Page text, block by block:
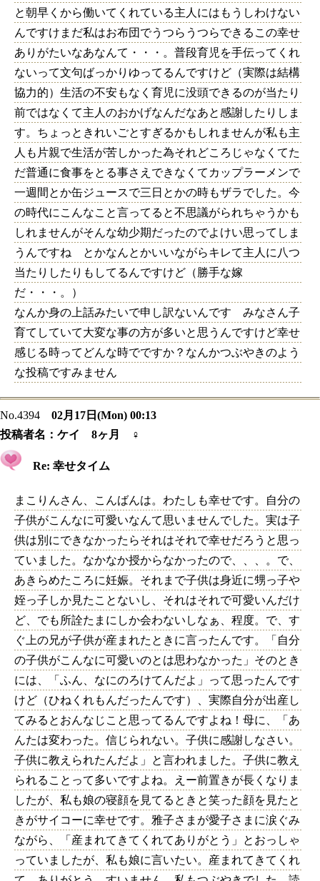
と朝早くから働いてくれている主人にはもうしわけない
んですけまだ私はお布団でうつらうつらできるこの幸せ
ありがたいなあなんて・・・。普段育児を手伝ってくれ
ないって文句ばっかりゆってるんですけど（実際は結構
協力的）生活の不安もなく育児に没頭できるのが当たり
前ではなくて主人のおかげなんだなあと感謝したりしま
す。ちょっときれいごとすぎるかもしれませんが私も主
人も片親で生活が苦しかった為それどころじゃなくてた
だ普通に食事をとる事さえできなくてカップラーメンで
一週間とか缶ジュースで三日とかの時もザラでした。今
の時代にこんなこと言ってると不思議がられちゃうかも
しれませんがそんな幼少期だったのでよけい思ってしま
うんですね とかなんとかいいながらキレて主人に八つ
当たりしたりもしてるんですけど（勝手な嫁
だ・・・。）
なんか身の上話みたいで申し訳ないんです みなさん子
育てしていて大変な事の方が多いと思うんですけど幸せ
感じる時ってどんな時でですか？なんかつぶやきのよう
な投稿ですみません
No.4394
02月17日(Mon) 00:13
投稿者名： ケイ 8ヶ月 ♀
Re: 幸せタイム
まこりんさん、こんばんは。わたしも幸せです。自分の
子供がこんなに可愛いなんて思いませんでした。実は子
供は別にできなかったらそれはそれで幸せだろうと思っ
ていました。なかなか授からなかったので、、、。で、
あきらめたころに妊娠。それまで子供は身近に甥っ子や
姪っ子しか見たことないし、それはそれで可愛いんだけ
ど、でも所詮たまにしか会わないしなぁ、程度。で、す
ぐ上の兄が子供が産まれたときに言ったんです。「自分
の子供がこんなに可愛いのとは思わなかった」そのとき
には、「ふん、なにのろけてんだよ」って思ったんです
けど（ひねくれもんだったんです）、実際自分が出産し
てみるとおんなじこと思ってるんですよね！母に、「あ
んたは変わった。信じられない。子供に感謝しなさい。
子供に教えられたんだよ」と言われました。子供に教え
られることって多いですよね。えー前置きが長くなりま
したが、私も娘の寝顔を見てるときと笑った顔を見たと
きがサイコーに幸せです。雅子さまが愛子さまに涙ぐみ
ながら、「産まれてきてくれてありがとう」とおっしゃ
っていましたが、私も娘に言いたい。産まれてきてくれ